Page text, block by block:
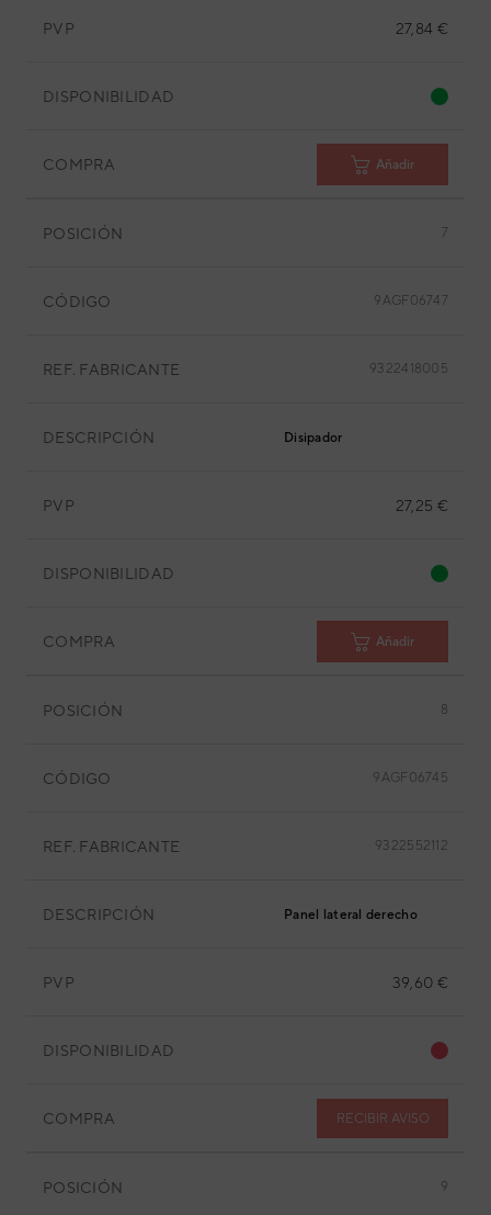
PVP 27,84 €
DISPONIBILIDAD
COMPRA Añadir
POSICIÓN 7
CÓDIGO 9AGF06747
REF. FABRICANTE 9322418005
DESCRIPCIÓN Disipador
PVP 27,25 €
DISPONIBILIDAD
COMPRA Añadir
POSICIÓN 8
CÓDIGO 9AGF06745
REF. FABRICANTE 9322552112
DESCRIPCIÓN Panel lateral derecho
PVP 39,60 €
DISPONIBILIDAD
COMPRA RECIBIR AVISO
POSICIÓN 9